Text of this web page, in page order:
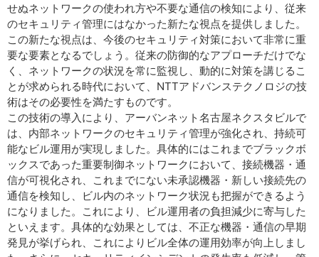
せぬネットワークの使われ方や不要な通信の検知により、従来
のセキュリティ管理にはなかった新たな視点を提供しました。
この新たな視点は、今後のセキュリティ対策において非常に重
要な要素となるでしょう。従来の防御的なアプローチだけでな
く、ネットワークの状況を常に監視し、動的に対策を講じるこ
とが求められる時代において、NTTアドバンステクノロジの技
術はその必要性を満たすものです。
この技術の導入により、アーバンネット名古屋ネクスタビルで
は、内部ネットワークのセキュリティ管理が強化され、持続可
能なビル運用が実現しました。具体的にはこれまでブラックボ
ックスであった重要制御ネットワークにおいて、接続機器・通
信が可視化され、これまでにない未承認機器・新しい接続先の
通信を検知し、ビル内のネットワーク状況も把握ができるよう
になりました。これにより、ビル運用者の負担減少に寄与した
といえます。具体的な効果としては、不正な機器・通信の早期
発見が挙げられ、これによりビル全体の運用効率が向上しまし